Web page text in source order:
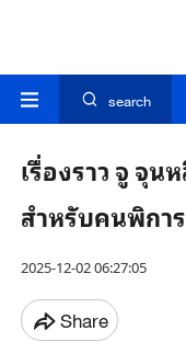
search
เรื่องราว จู จุ
สำหรับคนพิกา
2025-12-02 06:27:05
Share